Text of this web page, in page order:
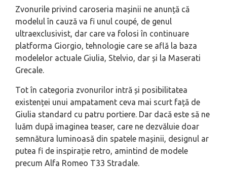
Zvonurile privind caroseria mașinii ne anunță că
modelul în cauză va fi unul coupé, de genul
ultraexclusivist, dar care va folosi în continuare
platforma Giorgio, tehnologie care se află la baza
modelelor actuale Giulia, Stelvio, dar și la Maserati
Grecale.
Tot în categoria zvonurilor intră și posibilitatea
existenței unui ampatament ceva mai scurt față de
Giulia standard cu patru portiere. Dar dacă este să ne
luăm după imaginea teaser, care ne dezvăluie doar
semnătura luminoasă din spatele mașinii, designul ar
putea fi de inspirație retro, amintind de modele
precum Alfa Romeo T33 Stradale.